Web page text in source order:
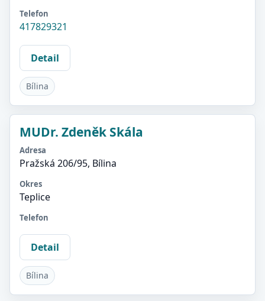
Telefon
417829321
Detail
Bílina
MUDr. Zdeněk Skála
Adresa
Pražská 206/95, Bílina
Okres
Teplice
Telefon
Detail
Bílina